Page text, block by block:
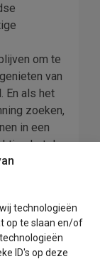
om te
van
En als het
zoeken,
in een
hotels
die in
u uw tijd
zal zeker
lang
technologieën
op te slaan en/of
ID's op deze